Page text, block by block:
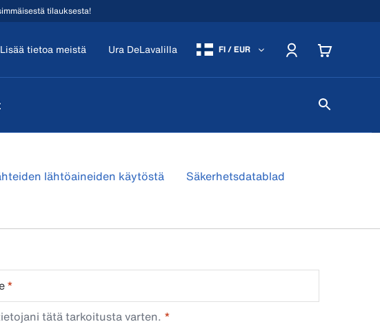
tilauksesta!
Lisää tietoa meistä Ura DeLavalilla FI / EUR
lähtöaineiden käytöstä Säkerhetsdatablad
*
tätä tarkoitusta varten.